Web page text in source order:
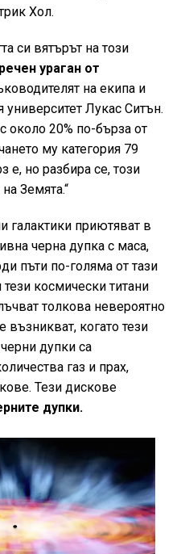
Хол.
си вятърът на този
ураган от
на екипа и
университет Лукас Ситън.
около 20% по-бърза от
му категория 79
е, но разбира се, този
Земята.“
галактики приютяват в
черна дупка с маса,
пъти по-голяма от тази
космически титани
толкова невероятно
когато тези
дупки са
газ и прах,
Тези дискове
дупки.